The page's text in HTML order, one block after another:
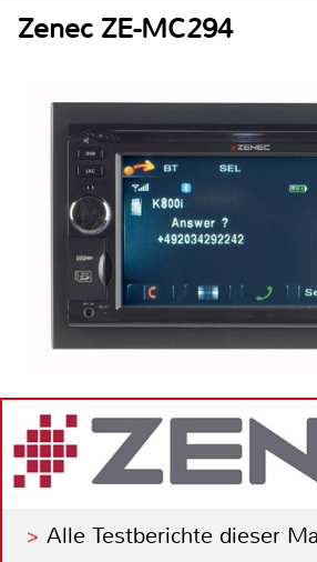
Zenec ZE-MC294
Alle Testberichte dieser